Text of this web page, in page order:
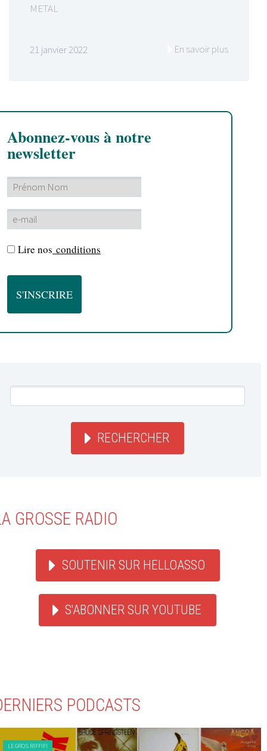
METAL
21 janvier 2022 En savoir plus
Abonnez-vous à notre
newsletter
Lire nos conditions
RECHERCHER
GROSSE RADIO
SOUTENIR SUR HELLOASSO
S'ABONNER SUR YOUTUBE
PODCASTS
LE GROS RIFFIFI